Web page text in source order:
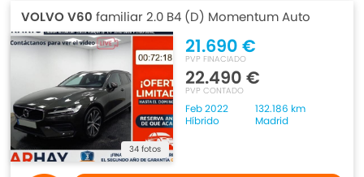
VOLVO V60 familiar 2.0 B4 (D) Momentum Auto
34 fotos
21.690 €
PVP FINACIADO
22.490 €
PVP CONTADO
Feb 2022
132.186 km
Híbrido
Madrid